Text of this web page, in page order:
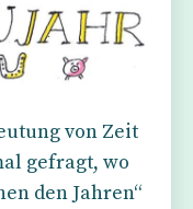
von Zeit
gefragt, wo
den Jahren“